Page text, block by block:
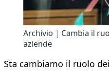
Archivio | Cambia il
aziende
Sta cambiamo il ruolo